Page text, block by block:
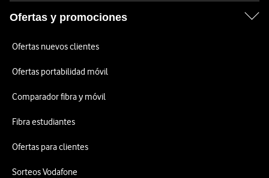
Ofertas y promociones
Ofertas nuevos clientes
Ofertas portabilidad móvil
Comparador fibra y móvil
Fibra estudiantes
Ofertas para clientes
Sorteos Vodafone